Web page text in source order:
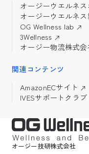
オージー技研株式会社
オージーウエルネ
オージーウエルネ
OG Wellness lab
3Wellness
オージー物流株式
関連コンテンツ
AmazonECサイト
IVESサポートクラブ